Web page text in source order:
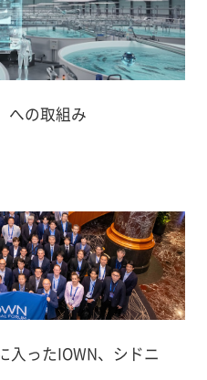
への取組み
入ったIOWN、シドニ